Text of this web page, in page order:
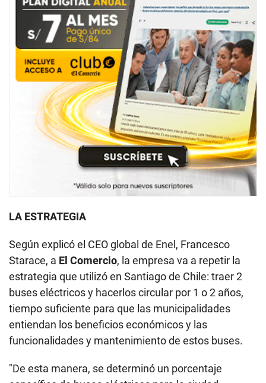
LA ESTRATEGIA
Según explicó el CEO global de Enel, Francesco
Starace, a El Comercio, la empresa va a repetir la
estrategia que utilizó en Santiago de Chile: traer 2
buses eléctricos y hacerlos circular por 1 o 2 años,
tiempo suficiente para que las municipalidades
entiendan los beneficios económicos y las
funcionalidades y mantenimiento de estos buses.
"De esta manera, se determinó un porcentaje